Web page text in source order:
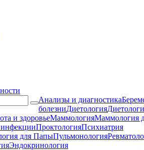
Анализы и диагностика
болезниДиетология
и здоровьеМаммологияМаммология
ПроктологияПсихиатрия
для ПапыПульмонология
Эндокринология